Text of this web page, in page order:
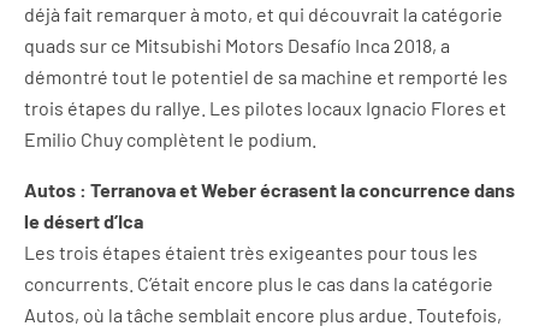
déjà fait remarquer à moto, et qui découvrait la catégorie
quads sur ce Mitsubishi Motors Desafío Inca 2018, a
démontré tout le potentiel de sa machine et remporté les
trois étapes du rallye. Les pilotes locaux Ignacio Flores et
Emilio Chuy complètent le podium.
Autos : Terranova et Weber écrasent la concurrence dans
le désert d’Ica
Les trois étapes étaient très exigeantes pour tous les
concurrents. C’était encore plus le cas dans la catégorie
Autos, où la tâche semblait encore plus ardue. Toutefois,